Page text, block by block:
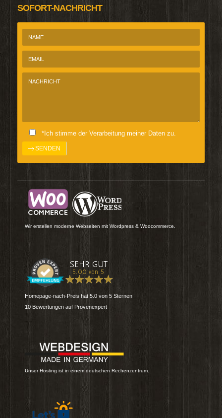
SOFORT-NACHRICHT
*Ich stimme der Verarbeitung meiner Daten zu.
Wir erstellen moderne Webseiten mit Wordpress & Woocommerce.
Homepage-nach-Preis hat5.0 von 5 Sternen
10 Bewertungen auf Provenexpert
Unser Hosting ist in einem deutschen Rechenzentrum.